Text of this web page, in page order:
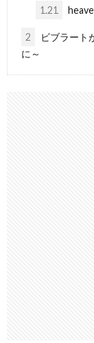
1.21
2
ビブラート
に～